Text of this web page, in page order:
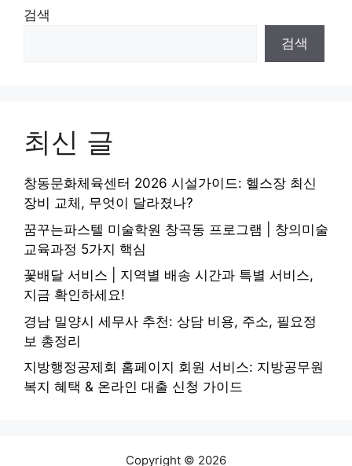
검색
검색
최신 글
창동문화체육센터 2026 시설가이드: 헬스장 최신
장비 교체, 무엇이 달라졌나?
꿈꾸는파스텔 미술학원 창곡동 프로그램 | 창의미술
교육과정 5가지 핵심
꽃배달 서비스 | 지역별 배송 시간과 특별 서비스,
지금 확인하세요!
경남 밀양시 세무사 추천: 상담 비용, 주소, 필요정
보 총정리
지방행정공제회 홈페이지 회원 서비스: 지방공무원
복지 혜택 & 온라인 대출 신청 가이드
Copyright © 2026